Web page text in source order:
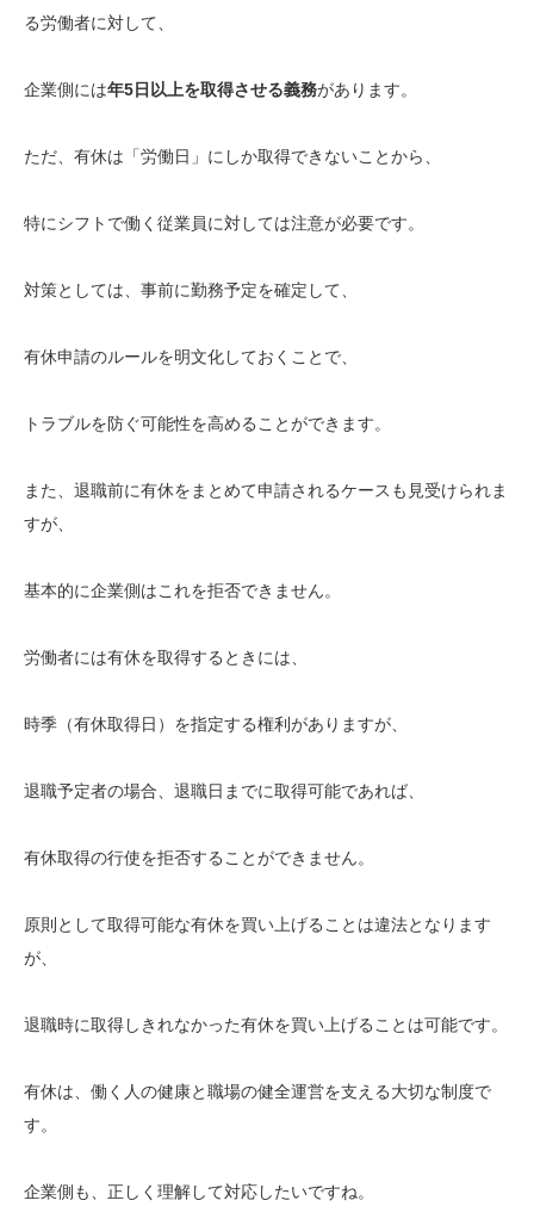
る労働者に対して、
企業側には年5日以上を取得させる義務があります。
ただ、有休は「労働日」にしか取得できないことから、
特にシフトで働く従業員に対しては注意が必要です。
対策としては、事前に勤務予定を確定して、
有休申請のルールを明文化しておくことで、
トラブルを防ぐ可能性を高めることができます。
また、退職前に有休をまとめて申請されるケースも見受けられま
すが、
基本的に企業側はこれを拒否できません。
労働者には有休を取得するときには、
時季（有休取得日）を指定する権利がありますが、
退職予定者の場合、退職日までに取得可能であれば、
有休取得の行使を拒否することができません。
原則として取得可能な有休を買い上げることは違法となります
が、
退職時に取得しきれなかった有休を買い上げることは可能です。
有休は、働く人の健康と職場の健全運営を支える大切な制度で
す。
企業側も、正しく理解して対応したいですね。